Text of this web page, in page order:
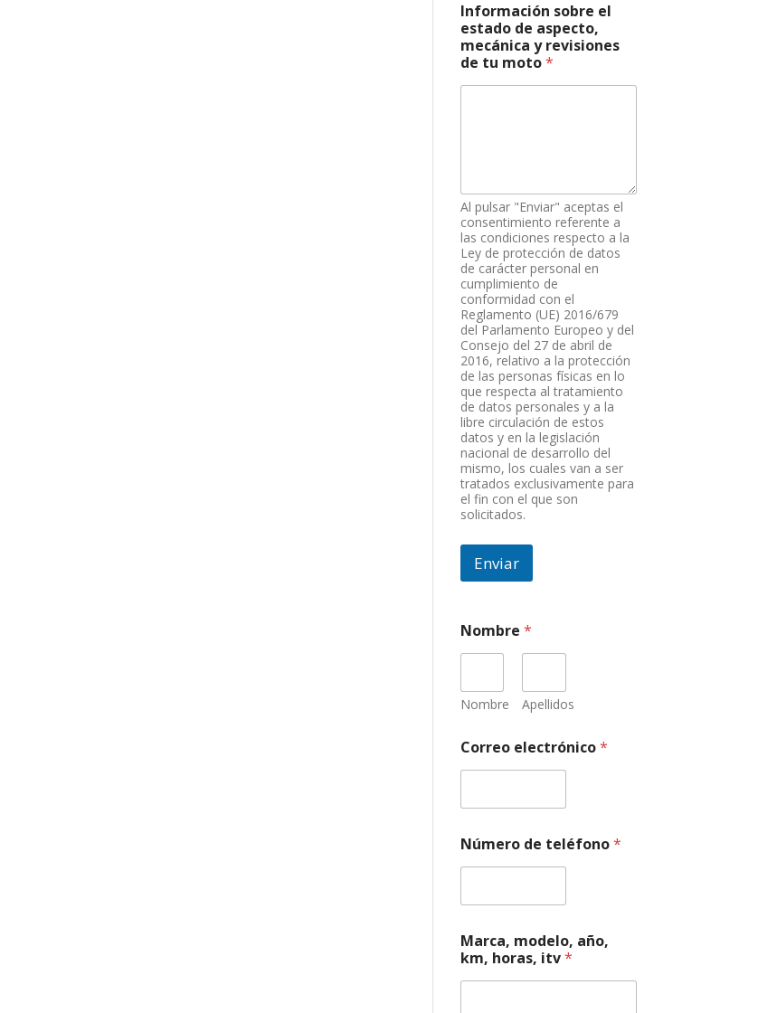
t
v
a
s
p
o
r
r
e
o
Información sobre el
estado de aspecto,
mecánica y revisiones
de tu moto*
Al pulsar "Enviar" aceptas el
consentimiento referente a
las condiciones respecto a la
Ley de protección de datos
de carácter personal en
cumplimiento de
conformidad con el
Reglamento (UE) 2016/679
del Parlamento Europeo y del
Consejo del 27 de abril de
2016, relativo a la protección
de las personas físicas en lo
que respecta al tratamiento
de datos personales y a la
libre circulación de estos
datos y en la legislación
nacional de desarrollo del
mismo, los cuales van a ser
tratados exclusivamente para
el fin con el que son
solicitados.
Enviar
Nombre*
Nombre Apellidos
Correo electrónico*
Número de teléfono*
Marca, modelo, año,
km, horas, itv*